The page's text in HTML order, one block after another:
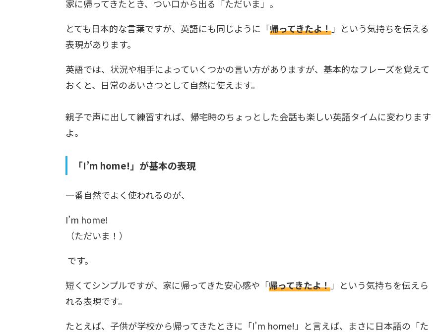
家に帰ってきたとき、つい口から出る「ただいま」。
とても日本的な言葉ですが、英語にも同じように「帰ってきたよ！」という気持ちを伝える
表現があります。
英語では、状況や相手によっていくつかの言い方がありますが、基本的なフレーズを覚えて
おくと、日常のあいさつとして自然に使えます。
親子で声に出して練習すれば、帰宅時のちょっとした会話も楽しい英語タイムに変わります
よ。
「I’m home!」が基本の表現
一番自然でよく使われるのが、
I’m home!
（ただいま！）
です。
短くてシンプルですが、家に帰ってきた安心感や「帰ってきたよ！」という気持ちを伝えら
れる表現です。
たとえば、子供が学校から帰ってきたときに「I’m home!」と言えば、まさに日本語の「た